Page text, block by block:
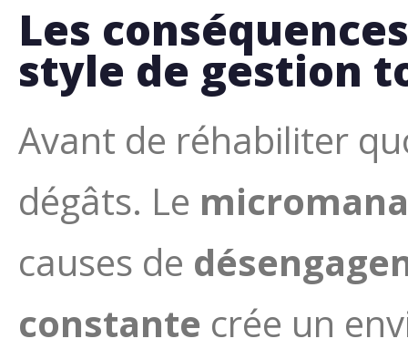
Les
style de gestion
Avant de réhabiliter
dégâts. Le
causes de
constante crée un